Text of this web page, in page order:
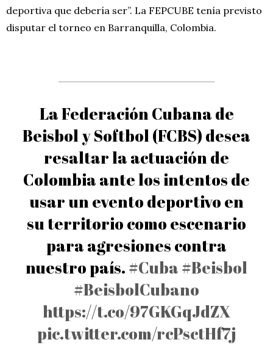
deportiva que debería ser”. La FEPCUBE tenía previsto
disputar el torneo en Barranquilla, Colombia.
La Federación Cubana de
Beisbol y Softbol (FCBS) desea
resaltar la actuación de
Colombia ante los intentos de
usar un evento deportivo en
su territorio como escenario
para agresiones contra
nuestro país.#Cuba#Beisbol
#BeisbolCubano
https://t.co/97GKGqJdZX
pic.twitter.com/rcPsctHf7j